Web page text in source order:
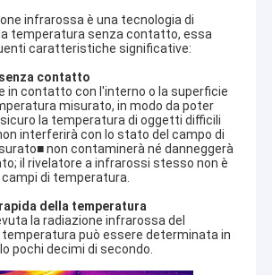
infrarossa è una tecnologia di
temperatura senza contatto, essa
caratteristiche significative:
contatto
in contatto con l'interno o la superficie
misurato, in modo da poter
la temperatura di oggetti difficili
interferirà con lo stato del campo di
non contaminerà né danneggerà
il rivelatore a infrarossi stesso non è
di temperatura.
della temperatura
la radiazione infrarossa del
temperatura può essere determinata in
pochi decimi di secondo.